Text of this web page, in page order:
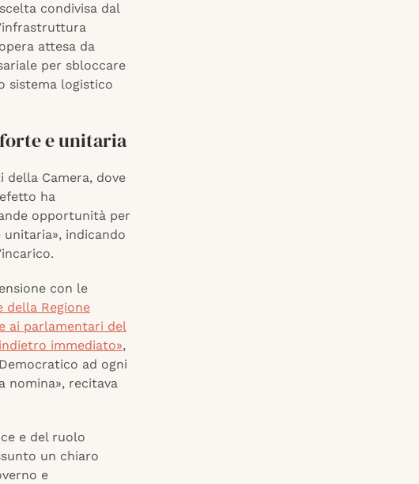
condivisa dal
attesa da
per sbloccare
sistema logistico
e unitaria
della Camera, dove
ha
opportunità per
unitaria», indicando
con le
della Regione
ai parlamentari del
immediato»,
ad ogni
nomina», recitava
e del ruolo
un chiaro
e